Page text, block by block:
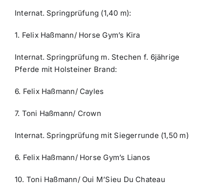
Internat. Springprüfung (1,40 m):
1. Felix Haßmann/ Horse Gym’s Kira
Internat. Springprüfung m. Stechen f. 6jährige
Pferde mit Holsteiner Brand:
6. Felix Haßmann/ Cayles
7. Toni Haßmann/ Crown
Internat. Springprüfung mit Siegerrunde (1,50 m)
6. Felix Haßmann/ Horse Gym’s Lianos
10. Toni Haßmann/ Oui M’Sieu Du Chateau